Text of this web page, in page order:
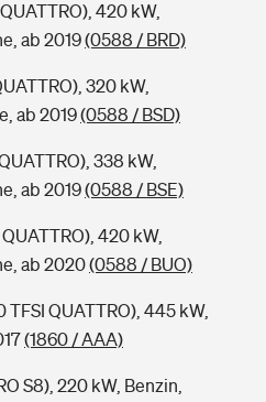
420 kW,
ab 2019(0588 / BRD)
320 kW,
ab 2019(0588 / BSD)
338 kW,
ab 2019(0588 / BSE)
420 kW,
ab 2020(0588 / BUO)
TFSI QUATTRO), 445 kW,
(1860 / AAA)
S8), 220 kW, Benzin,